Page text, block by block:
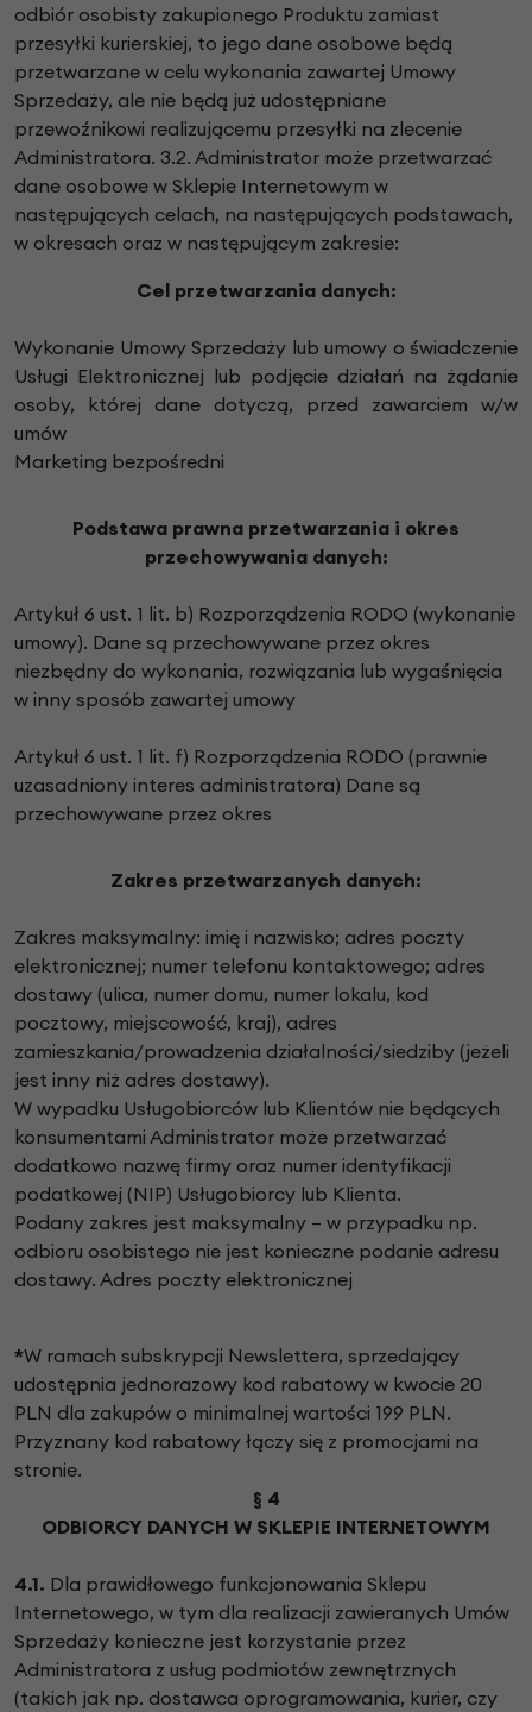
odbiór osobisty zakupionego Produktu zamiast
przesyłki kurierskiej, to jego dane osobowe będą
przetwarzane w celu wykonania zawartej Umowy
Sprzedaży, ale nie będą już udostępniane
przewoźnikowi realizującemu przesyłki na zlecenie
Administratora. 3.2. Administrator może przetwarzać
dane osobowe w Sklepie Internetowym w
następujących celach, na następujących podstawach,
w okresach oraz w następującym zakresie:
Cel przetwarzania danych:
Wykonanie Umowy Sprzedaży lub umowy o świadczenie
Usługi Elektronicznej lub podjęcie działań na żądanie
osoby, której dane dotyczą, przed zawarciem w/w
umów
Marketing bezpośredni
Podstawa prawna przetwarzania i okres
przechowywania danych:
Artykuł 6 ust. 1 lit. b) Rozporządzenia RODO (wykonanie
umowy). Dane są przechowywane przez okres
niezbędny do wykonania, rozwiązania lub wygaśnięcia
w inny sposób zawartej umowy
Artykuł 6 ust. 1 lit. f) Rozporządzenia RODO (prawnie
uzasadniony interes administratora) Dane są
przechowywane przez okres
Zakres przetwarzanych danych:
Zakres maksymalny: imię i nazwisko; adres poczty
elektronicznej; numer telefonu kontaktowego; adres
dostawy (ulica, numer domu, numer lokalu, kod
pocztowy, miejscowość, kraj), adres
zamieszkania/prowadzenia działalności/siedziby (jeżeli
jest inny niż adres dostawy).
W wypadku Usługobiorców lub Klientów nie będących
konsumentami Administrator może przetwarzać
dodatkowo nazwę firmy oraz numer identyfikacji
podatkowej (NIP) Usługobiorcy lub Klienta.
Podany zakres jest maksymalny – w przypadku np.
odbioru osobistego nie jest konieczne podanie adresu
dostawy. Adres poczty elektronicznej
*W ramach subskrypcji Newslettera, sprzedający
udostępnia jednorazowy kod rabatowy w kwocie 20
PLN dla zakupów o minimalnej wartości 199 PLN.
Przyznany kod rabatowy łączy się z promocjami na
stronie.
§ 4
ODBIORCY DANYCH W SKLEPIE INTERNETOWYM
4.1. Dla prawidłowego funkcjonowania Sklepu
Internetowego, w tym dla realizacji zawieranych Umów
Sprzedaży konieczne jest korzystanie przez
Administratora z usług podmiotów zewnętrznych
(takich jak np. dostawca oprogramowania, kurier, czy